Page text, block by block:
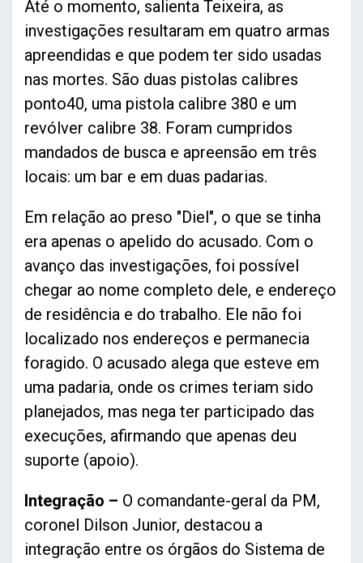
Até o momento, salienta Teixeira, as
investigações resultaram em quatro armas
apreendidas e que podem ter sido usadas
nas mortes. São duas pistolas calibres
ponto40, uma pistola calibre 380 e um
revólver calibre 38. Foram cumpridos
mandados de busca e apreensão em três
locais: um bar e em duas padarias.
Em relação ao preso "Diel", o que se tinha
era apenas o apelido do acusado. Com o
avanço das investigações, foi possível
chegar ao nome completo dele, e endereço
de residência e do trabalho. Ele não foi
localizado nos endereços e permanecia
foragido. O acusado alega que esteve em
uma padaria, onde os crimes teriam sido
planejados, mas nega ter participado das
execuções, afirmando que apenas deu
suporte (apoio).
Integração – O comandante-geral da PM,
coronel Dilson Junior, destacou a
integração entre os órgãos do Sistema de